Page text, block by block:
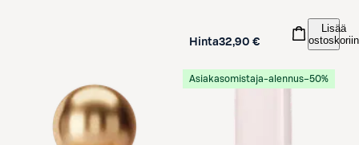
Hinta32,90 €
Lisää
ostoskoriin
Asiakasomistaja-alennus−50%